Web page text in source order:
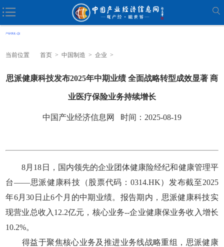
当前位置 首页 > 中国制造 > 企业 >
思派健康科技发布2025年中期业绩 全面战略转型成效显著 商
业医疗保险业务持续增长
中国产业经济信息网 时间：2025-08-19
8月18日，国内领先的企业团体健康险经纪和健康管理平
台——思派健康科技（股票代码：0314.HK）发布截至2025
年6月30日止6个月的中期业绩。报告期内，思派健康科技实
现营业总收入12.2亿元，核心业务--企业健康保业务收入增长
10.2%。
得益于聚焦核心业务及推进业务线战略重组，思派健康